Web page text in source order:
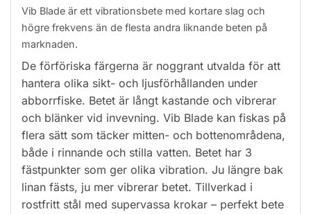
Vib Blade är ett vibrationsbete med kortare slag och
högre frekvens än de flesta andra liknande beten på
marknaden.
De förföriska färgerna är noggrant utvalda för att
hantera olika sikt- och ljusförhållanden under
abborrfiske. Betet är långt kastande och vibrerar
och blänker vid invevning. Vib Blade kan fiskas på
flera sätt som täcker mitten- och bottenområdena,
både i rinnande och stilla vatten. Betet har 3
fästpunkter som ger olika vibration. Ju längre bak
linan fästs, ju mer vibrerar betet. Tillverkad i
rostfritt stål med supervassa krokar – perfekt bete